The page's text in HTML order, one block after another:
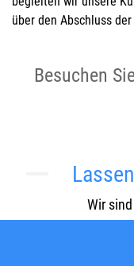
über den Abschluss
Besuchen
Wir